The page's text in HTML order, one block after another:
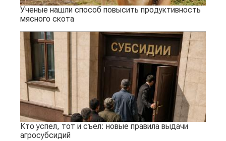
Ученые нашли способ повысить продуктивность
мясного скота
Кто успел, тот и съел: новые правила выдачи
агросубсидий